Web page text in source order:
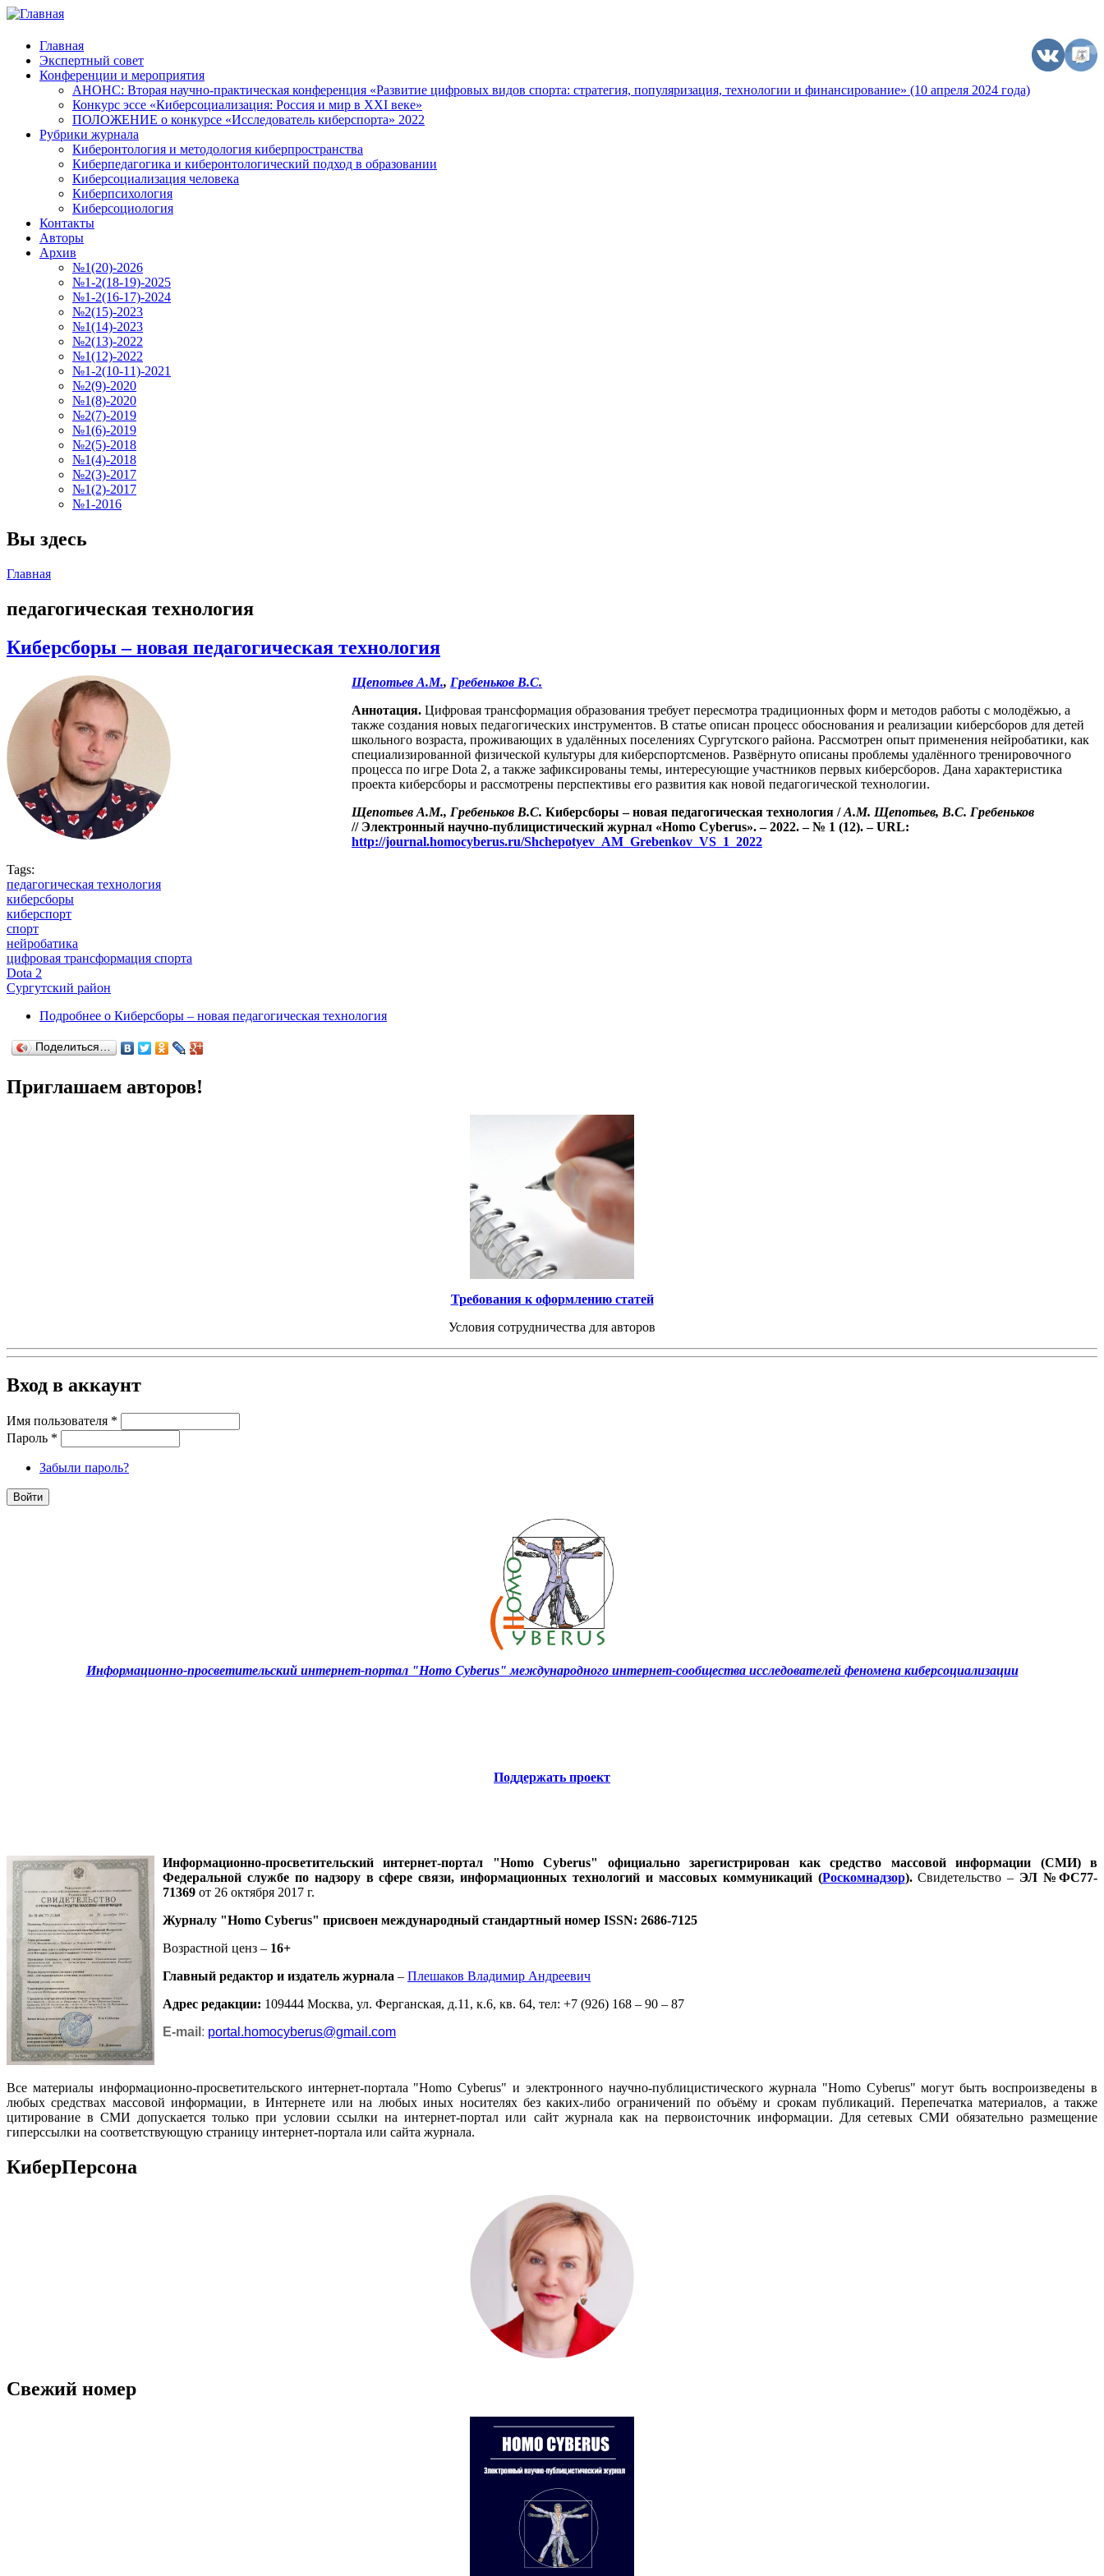
Главная
Экспертный совет
Конференции и мероприятия
АНОНС: Вторая научно-практическая конференция «Развитие цифровых видов спорта: стратегия, популяризация, технологии и финансирование» (10 апреля 2024 года)
Конкурс эссе «Киберсоциализация: Россия и мир в XXI веке»
ПОЛОЖЕНИЕ о конкурсе «Исследователь киберспорта» 2022
Рубрики журнала
Киберонтология и методология киберпространства
Киберпедагогика и киберонтологический подход в образовании
Киберсоциализация человека
Киберпсихология
Киберсоциология
Контакты
Авторы
Архив
№1(20)-2026
№1-2(18-19)-2025
№1-2(16-17)-2024
№2(15)-2023
№1(14)-2023
№2(13)-2022
№1(12)-2022
№1-2(10-11)-2021
№2(9)-2020
№1(8)-2020
№2(7)-2019
№1(6)-2019
№2(5)-2018
№1(4)-2018
№2(3)-2017
№1(2)-2017
№1-2016
Вы здесь
Главная
педагогическая технология
Киберсборы – новая педагогическая технология
Щепотьев А.М., Гребеньков В.С.
Аннотация. Цифровая трансформация образования требует пересмотра традиционных форм и методов работы с молодёжью, а
также создания новых педагогических инструментов. В статье описан процесс обоснования и реализации киберсборов для детей
школьного возраста, проживающих в удалённых поселениях Сургутского района. Рассмотрен опыт применения нейробатики, как
специализированной физической культуры для киберспортсменов. Развёрнуто описаны проблемы удалённого тренировочного
процесса по игре Dota 2, а также зафиксированы темы, интересующие участников первых киберсборов. Дана характеристика
проекта киберсборы и рассмотрены перспективы его развития как новой педагогической технологии.
Щепотьев А.М., Гребеньков В.С. Киберсборы – новая педагогическая технология /А.М. Щепотьев, В.С. Гребеньков
// Электронный научно-публицистический журнал «Homo Cyberus». – 2022. – № 1 (12). – URL:
http://journal.homocyberus.ru/Shchepotyev_AM_Grebenkov_VS_1_2022
Tags:
педагогическая технология
киберсборы
киберспорт
спорт
нейробатика
цифровая трансформация спорта
Dota 2
Сургутский район
Подробнее о Киберсборы – новая педагогическая технология
Поделиться…
Приглашаем авторов!
Требования к оформлению статей
Условия сотрудничества для авторов
Вход в аккаунт
Имя пользователя *
Пароль *
Забыли пароль?
Информационно-просветительский интернет-портал "Homo Cyberus" международного интернет-сообщества исследователей феномена киберсоциализации
Поддержать проект
Информационно-просветительский интернет-портал "Homo Cyberus" официально зарегистрирован как средство массовой информации (СМИ) в
Федеральной службе по надзору в сфере связи, информационных технологий и массовых коммуникаций (Роскомнадзор).Свидетельство – ЭЛ №ФС77-
71369 от 26 октября 2017 г.
Журналу "Homo Cyberus" присвоен международный стандартный номер ISSN: 2686-7125
Возрастной ценз – 16+
Главный редактор и издатель журнала – Плешаков Владимир Андреевич
Адрес редакции: 109444 Москва, ул. Ферганская, д.11, к.6, кв. 64, тел: +7 (926) 168 – 90 – 87
E-mail : portal.homocyberus@gmail.com
Все материалы информационно-просветительского интернет-портала "Homo Cyberus" и электронного научно-публицистического журнала "Homo Cyberus" могут быть воспроизведены в
любых средствах массовой информации, в Интернете или на любых иных носителях без каких-либо ограничений по объёму и срокам публикаций. Перепечатка материалов, а также
цитирование в СМИ допускается только при условии ссылки на интернет-портал или сайт журнала как на первоисточник информации. Для сетевых СМИ обязательно размещение
гиперссылки на соответствующую страницу интернет-портала или сайта журнала.
КиберПерсона
Свежий номер